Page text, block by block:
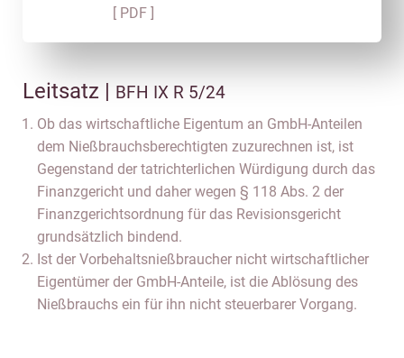
[ PDF ]
Leitsatz | BFH IX R 5/24
Ob das wirtschaftliche Eigentum an GmbH-Anteilen
dem Nießbrauchsberechtigten zuzurechnen ist, ist
Gegenstand der tatrichterlichen Würdigung durch das
Finanzgericht und daher wegen § 118 Abs. 2 der
Finanzgerichtsordnung für das Revisionsgericht
grundsätzlich bindend.
Ist der Vorbehaltsnießbraucher nicht wirtschaftlicher
Eigentümer der GmbH-Anteile, ist die Ablösung des
Nießbrauchs ein für ihn nicht steuerbarer Vorgang.